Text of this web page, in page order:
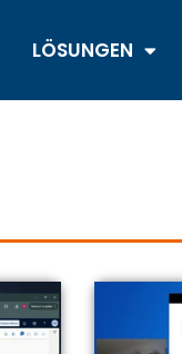
LÖSUNGEN